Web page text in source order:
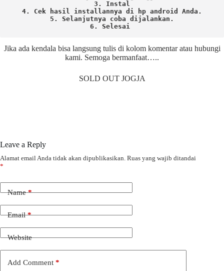
3. Instal
4. Cek hasil installannya di hp android Anda.
5. Selanjutnya coba dijalankan.
6. Selesai
Jika ada kendala bisa langsung tulis di kolom komentar atau hubungi
kami. Semoga bermanfaat…..
SOLD OUT JOGJA
Leave a Reply
Alamat email Anda tidak akan dipublikasikan. Ruas yang wajib ditandai
*
Name*
Email*
Website
Add Comment *